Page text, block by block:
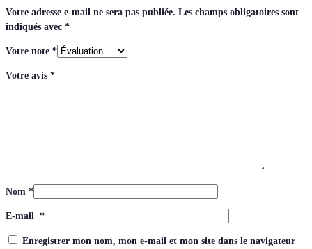
Votre adresse e-mail ne sera pas publiée. Les champs obligatoires sont
indiqués avec *
Votre note *
Votre avis *
Nom *
E-mail *
Enregistrer mon nom, mon e-mail et mon site dans le navigateur